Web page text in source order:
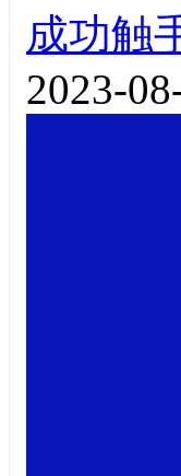
成功触
2023-